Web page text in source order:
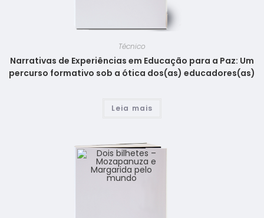
Técnico
Narrativas de Experiências em Educação para a Paz: Um
percurso formativo sob a ótica dos(as) educadores(as)
Leia mais